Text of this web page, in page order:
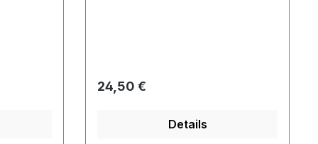
Regulärer Preis:
24,50 €
Details